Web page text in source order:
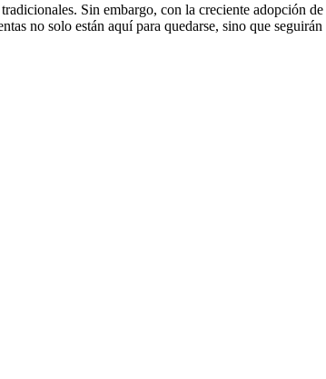
Sin embargo, con la creciente adopción
no solo están aquí para quedarse, sino que